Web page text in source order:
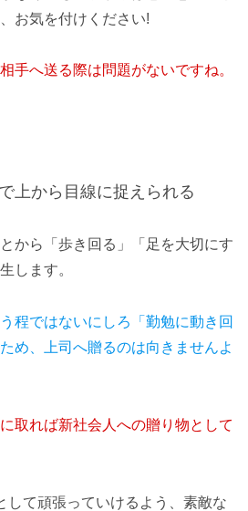
お気を付けください!
手へ送る際は問題がないですね。
上から目線に捉えられる
から「歩き回る」「足を大切にす
します。
程ではないにしろ「勤勉に動き回
め、上司へ贈るのは向きませんよ
取れば新社会人への贈り物として
して頑張っていけるよう、素敵な